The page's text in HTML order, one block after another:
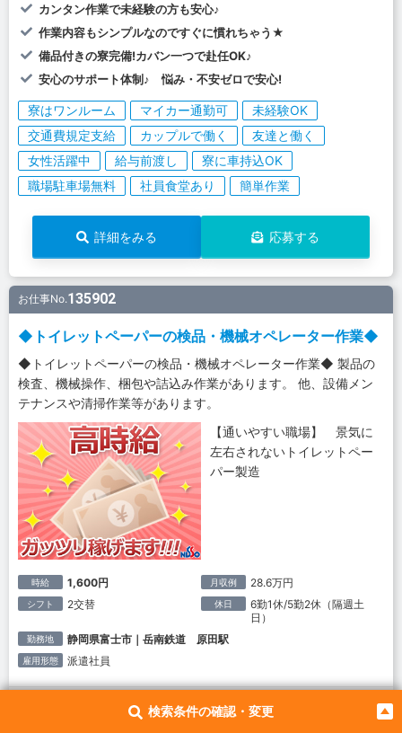
検索条件の確認・変更
カンタン作業で未経験の方も安心♪
作業内容もシンプルなのですぐに慣れちゃう★
備品付きの寮完備!カバン一つで赴任OK♪
安心のサポート体制♪ 悩み・不安ゼロで安心!
寮はワンルーム マイカー通勤可
未経験OK
交通費規定支給
カップルで働く
友達と働く
女性活躍中
給与前渡し
寮に車持込OK
職場駐車場無料
社員食堂あり 簡単作業
詳細をみる 応募する
お仕事No.135902
◆トイレットペーパーの検品・機械オペレーター作業◆
◆トイレットペーパーの検品・機械オペレーター作業◆ 製品の
検査、機械操作、梱包や詰込み作業があります。 他、設備メン
テナンスや清掃作業等があります。
【通いやすい職場】 景気に
左右されないトイレットペー
パー製造
時給 1,600円 月収例 28.6万円
シフト 2交替 休日
6勤1休/5勤2休（隔週土
日）
勤務地 静岡県富士市｜岳南鉄道 原田駅
雇用形態 派遣社員
製紙関係のお仕事☆彡